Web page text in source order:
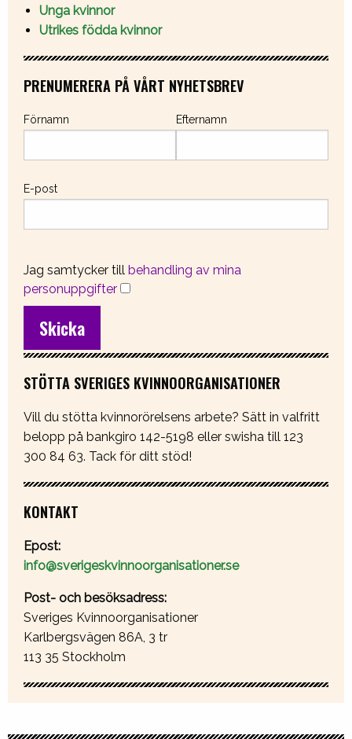
Unga kvinnor
Utrikes födda kvinnor
PRENUMERERA PÅ VÅRT NYHETSBREV
Förnamn Efternamn
E-post
Jag samtycker till behandling av mina
personuppgifter
STÖTTA SVERIGES KVINNOORGANISATIONER
Vill du stötta kvinnorörelsens arbete? Sätt in valfritt
belopp på bankgiro 142-5198 eller swisha till 123
300 84 63. Tack för ditt stöd!
KONTAKT
Epost:
info@sverigeskvinnoorganisationer.se
Post- och besöksadress:
Sveriges Kvinnoorganisationer
Karlbergsvägen 86A, 3 tr
113 35 Stockholm